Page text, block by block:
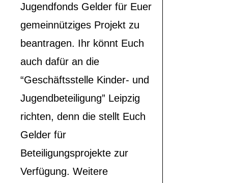
Jugendfonds Gelder für Euer
gemeinnütziges Projekt zu
beantragen. Ihr könnt Euch
auch dafür an die
“Geschäftsstelle Kinder- und
Jugendbeteiligung” Leipzig
richten, denn die stellt Euch
Gelder für
Beteiligungsprojekte zur
Verfügung. Weitere